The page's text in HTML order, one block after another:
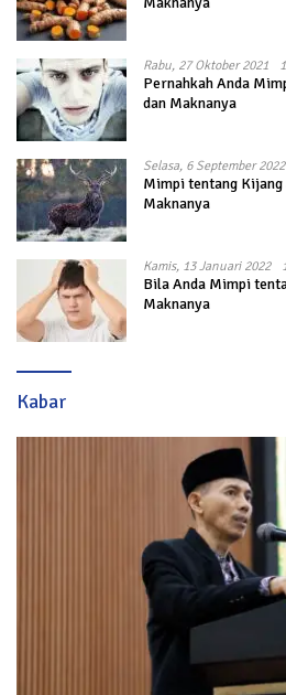
Rabu, 27 Oktober 2021
Pernahkah Anda
dan Maknanya
Selasa, 6 September 2022
Mimpi tentang
Maknanya
Kamis, 13 Januari 2022
Bila Anda Mimpi
Maknanya
Kabar